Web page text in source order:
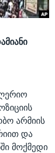
არმიის
და
მოქმედი